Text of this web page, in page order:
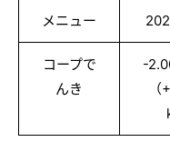
メニュー
コープで
んき
-